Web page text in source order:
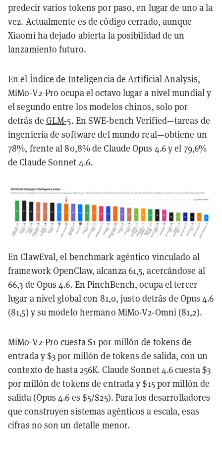
predecir varios tokens por paso, en lugar de uno a la
vez. Actualmente es de código cerrado, aunque
Xiaomi ha dejado abierta la posibilidad de un
lanzamiento futuro.
En el Índice de Inteligencia de Artificial Analysis,
MiMo-V2-Pro ocupa el octavo lugar a nivel mundial y
el segundo entre los modelos chinos, solo por
detrás de GLM-5. En SWE-bench Verified—tareas de
ingeniería de software del mundo real—obtiene un
78%, frente al 80,8% de Claude Opus 4.6 y el 79,6%
de Claude Sonnet 4.6.
En ClawEval, el benchmark agéntico vinculado al
framework OpenClaw, alcanza 61,5, acercándose al
66,3 de Opus 4.6. En PinchBench, ocupa el tercer
lugar a nivel global con 81,0, justo detrás de Opus 4.6
(81,5) y su modelo hermano MiMo-V2-Omni (81,2).
MiMo-V2-Pro cuesta $1 por millón de tokens de
entrada y $3 por millón de tokens de salida, con un
contexto de hasta 256K. Claude Sonnet 4.6 cuesta $3
por millón de tokens de entrada y $15 por millón de
salida (Opus 4.6 es $5/$25). Para los desarrolladores
que construyen sistemas agénticos a escala, esas
cifras no son un detalle menor.